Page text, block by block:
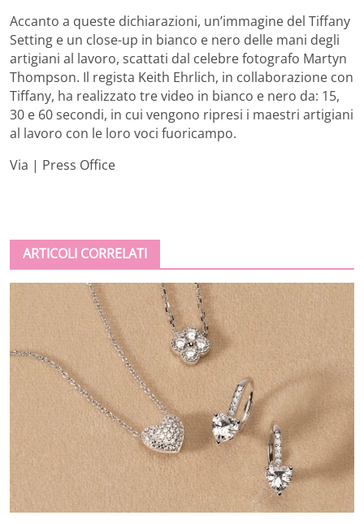
Accanto a queste dichiarazioni, un’immagine del Tiffany
Setting e un close-up in bianco e nero delle mani degli
artigiani al lavoro, scattati dal celebre fotografo Martyn
Thompson. Il regista Keith Ehrlich, in collaborazione con
Tiffany, ha realizzato tre video in bianco e nero da: 15,
30 e 60 secondi, in cui vengono ripresi i maestri artigiani
al lavoro con le loro voci fuoricampo.
Via | Press Office
ARTICOLI CORRELATI